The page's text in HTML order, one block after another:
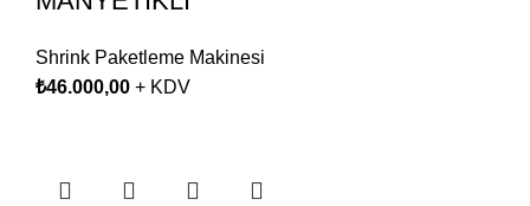
Shrink Paketleme Makinesi
₺46.000,00 + KDV